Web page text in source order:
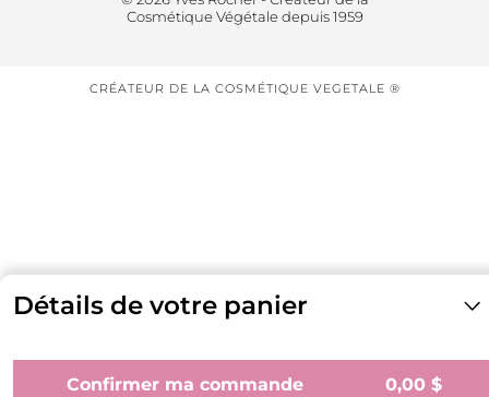
Détails de votre panier
Confirmer ma commande 0,00 $
Cosmétique Végétale depuis 1959
CRÉATEUR DE LA COSMÉTIQUE VEGETALE ®